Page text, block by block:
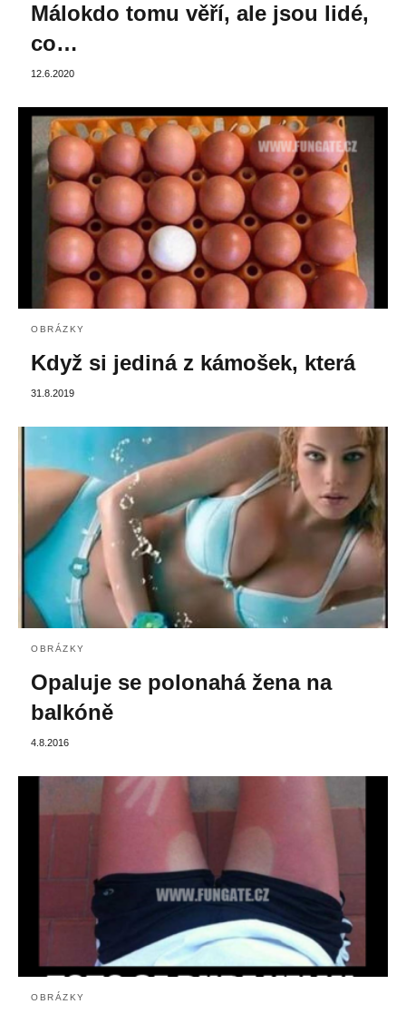
Málokdo tomu věří, ale jsou lidé,
co…
12.6.2020
OBRÁZKY
Když si jediná z kámošek, která
31.8.2019
OBRÁZKY
Opaluje se polonahá žena na
balkóně
4.8.2016
OBRÁZKY